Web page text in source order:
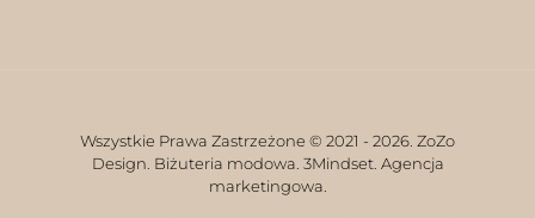
Wszystkie Prawa Zastrzeżone © 2021 - 2026. ZoZo
Design. Biżuteria modowa. 3Mindset. Agencja
marketingowa.